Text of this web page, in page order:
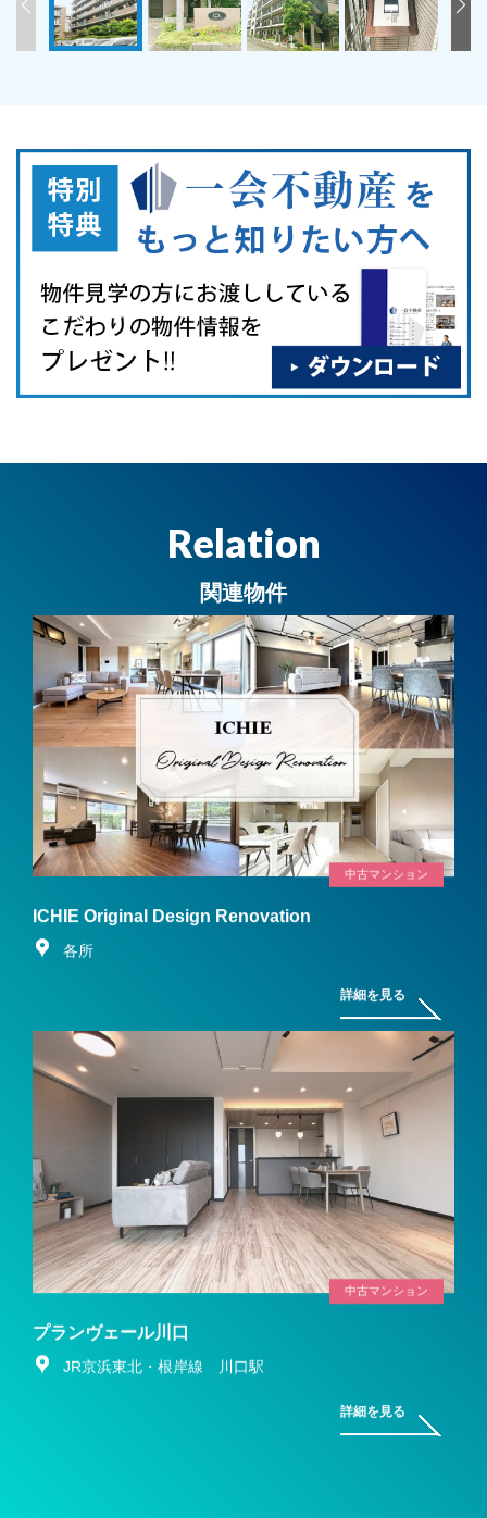
Relation
関連物件
中古マンション
ICHIE Original Design Renovation
各所
詳細を見る
中古マンション
プランヴェール川口
JR京浜東北・根岸線 川口駅
詳細を見る